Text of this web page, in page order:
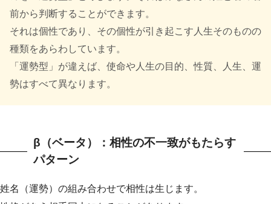
前から判断することができます。
それは個性であり、その個性が引き起こす人生そのものの
種類をあらわしています。
「運勢型」が違えば、使命や人生の目的、性質、人生、運
勢はすべて異なります。
β（ベータ）：相性の不一致がもたらす
パターン
姓名（運勢）の組み合わせで相性は生じます。